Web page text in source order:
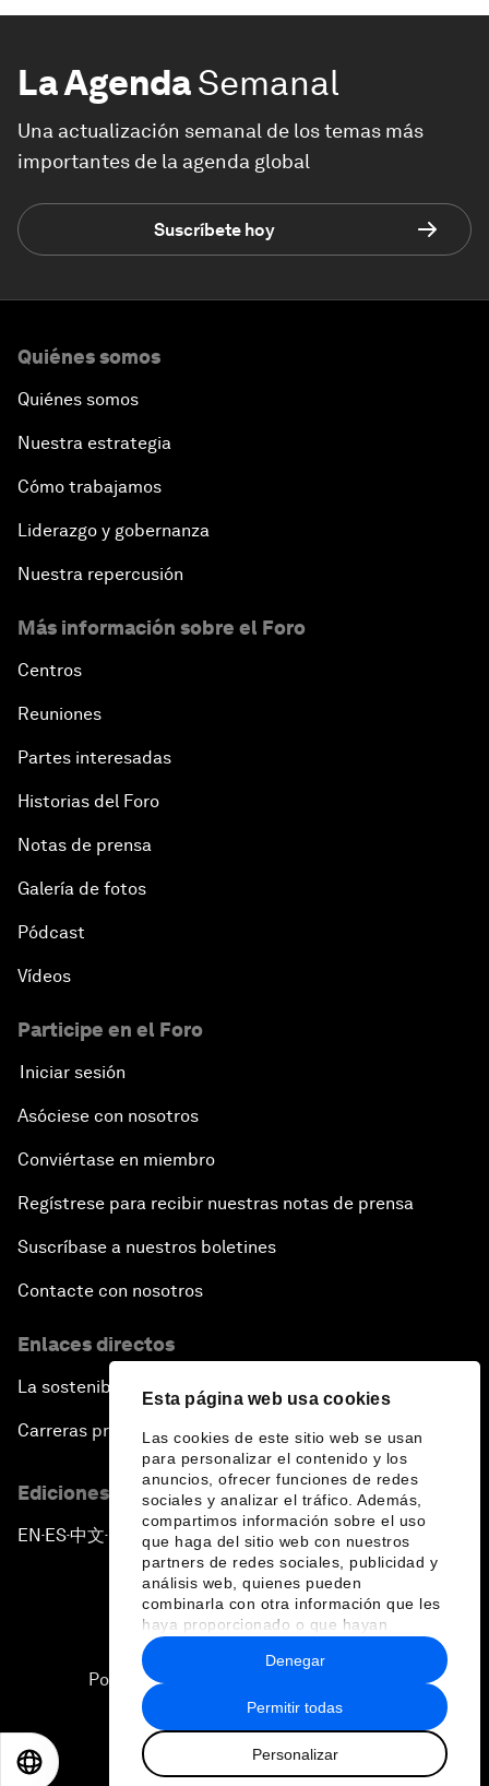
Esta página web usa cookies
Las cookies de este sitio web se usan
para personalizar el contenido y los
anuncios, ofrecer funciones de redes
sociales y analizar el tráfico. Además,
compartimos información sobre el uso
que haga del sitio web con nuestros
partners de redes sociales, publicidad y
análisis web, quienes pueden
combinarla con otra información que les
haya proporcionado o que hayan
recopilado a partir del uso que haya
hecho de sus servicios.
Permitir todas
Personalizar
Denegar
La AgendaSemanal
Una actualización semanal de los temas más
importantes de la agenda global
Suscríbete hoy
Quiénes somos
Quiénes somos
Nuestra estrategia
Cómo trabajamos
Liderazgo y gobernanza
Nuestra repercusión
Más información sobre el Foro
Centros
Reuniones
Partes interesadas
Historias del Foro
Notas de prensa
Galería de fotos
Pódcast
Vídeos
Participe en el Foro
Iniciar sesión
Asóciese con nosotros
Conviértase en miembro
Regístrese para recibir nuestras notas de prensa
Suscríbase a nuestros boletines
Contacte con nosotros
Enlaces directos
La sostenibilidad en el Foro
Carreras profesionales
Ediciones en otros idiomas
EN ▪ES▪中文▪ 日本語
Política de privacidad y normas de uso
Sitemap
2026 Foro Económico Mundial